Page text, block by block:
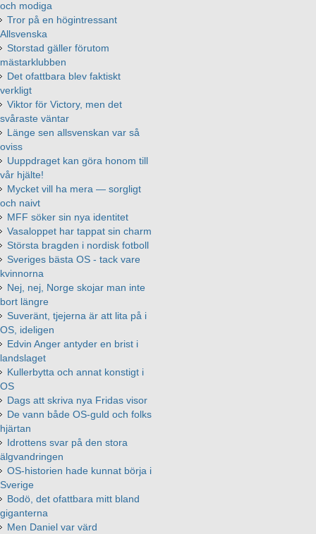
och modiga
Tror på en högintressant
Allsvenska
Storstad gäller förutom
mästarklubben
Det ofattbara blev faktiskt
verkligt
Viktor för Victory, men det
svåraste väntar
Länge sen allsvenskan var så
oviss
Uuppdraget kan göra honom till
vår hjälte!
Mycket vill ha mera — sorgligt
och naivt
MFF söker sin nya identitet
Vasaloppet har tappat sin charm
Största bragden i nordisk fotboll
Sveriges bästa OS - tack vare
kvinnorna
Nej, nej, Norge skojar man inte
bort längre
Suveränt, tjejerna är att lita på i
OS, ideligen
Edvin Anger antyder en brist i
landslaget
Kullerbytta och annat konstigt i
OS
Dags att skriva nya Fridas visor
De vann både OS-guld och folks
hjärtan
Idrottens svar på den stora
älgvandringen
OS-historien hade kunnat börja i
Sverige
Bodö, det ofattbara mitt bland
giganterna
Men Daniel var värd